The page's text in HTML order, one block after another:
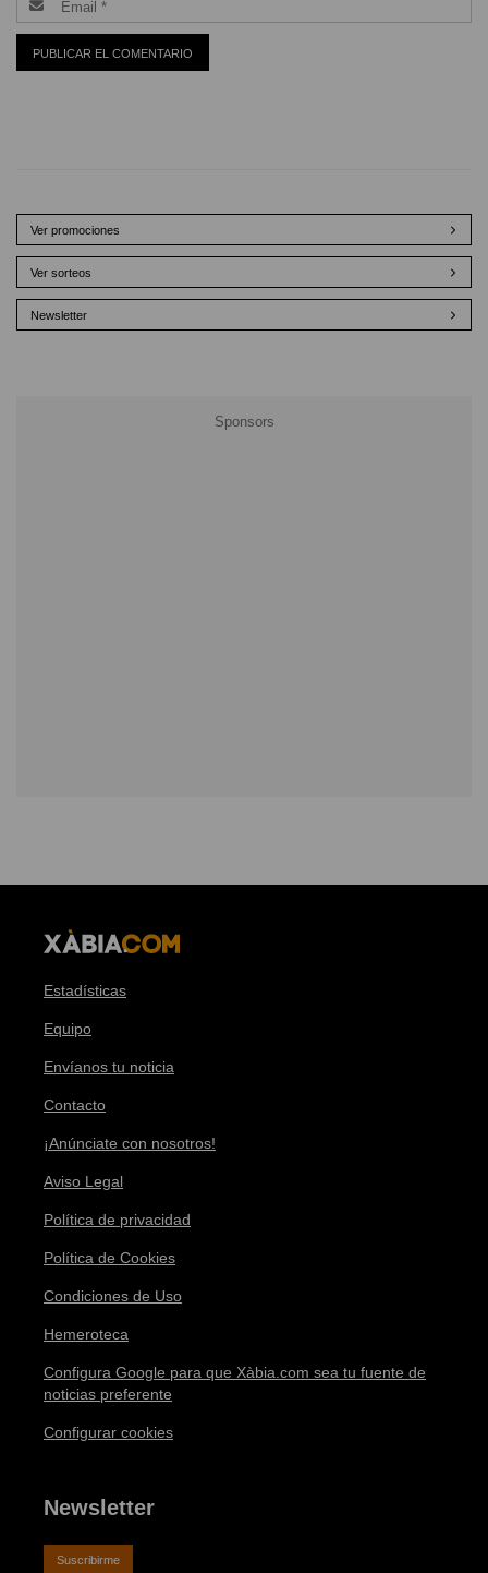
Ver promociones
Ver sorteos
Newsletter
Estadísticas
Equipo
Envíanos tu noticia
Contacto
¡Anúnciate con nosotros!
Aviso Legal
Política de privacidad
Política de Cookies
Condiciones de Uso
Hemeroteca
Configura Google para que Xàbia.com sea tu fuente de
noticias preferente
Configurar cookies
Newsletter
Suscribirme